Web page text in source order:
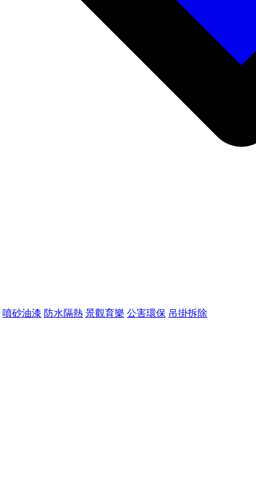
噴砂油漆 防水隔熱 景觀育樂 公害環保 吊掛拆除